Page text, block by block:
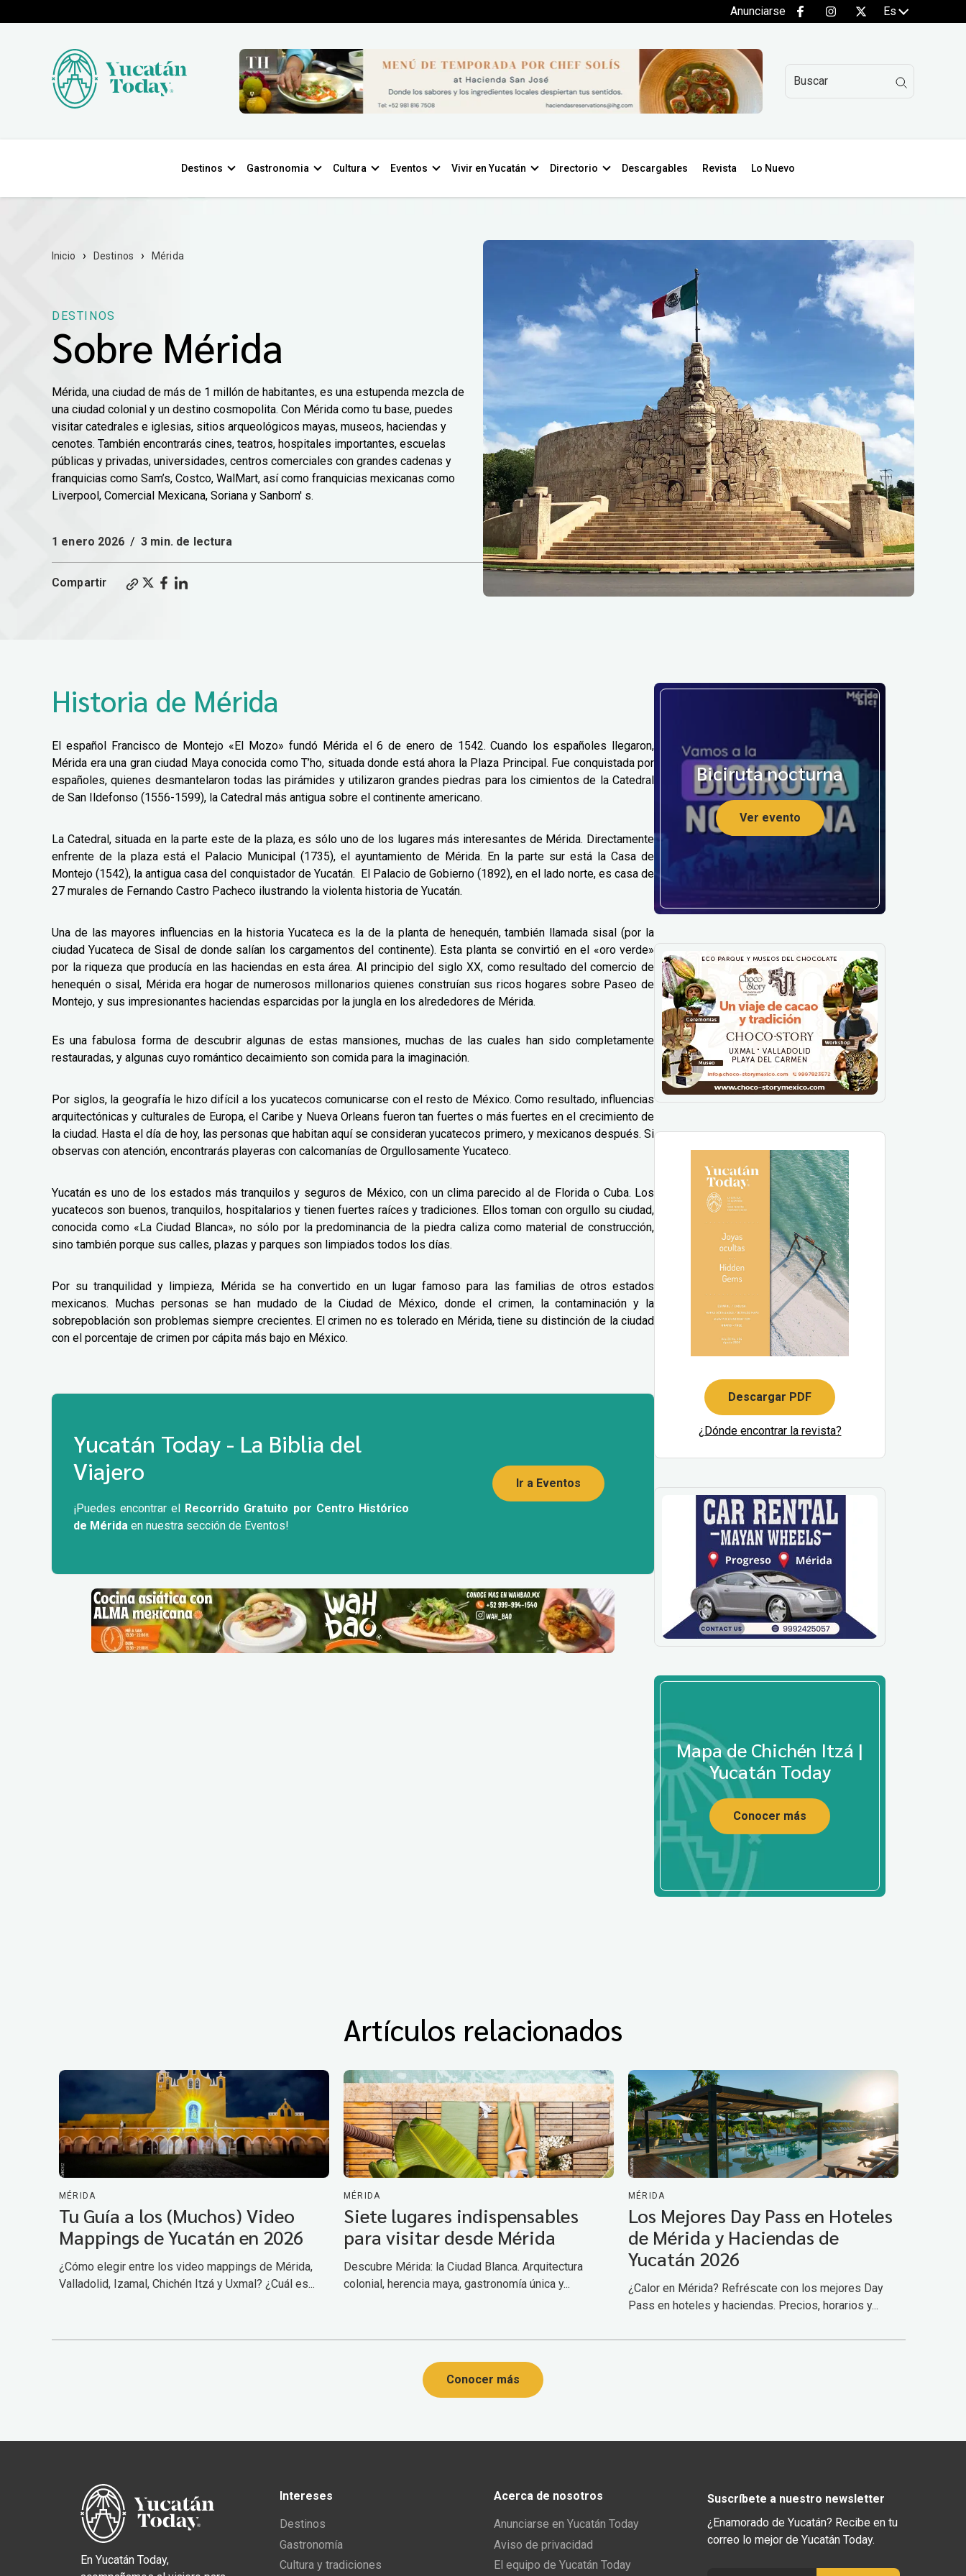
Anunciarse Es
Destinos Gastronomia Cultura Eventos Vivir en Yucatán Directorio Descargables Revista Lo Nuevo
Inicio Destinos Mérida
DESTINOS
Sobre Mérida
Mérida, una ciudad de más de 1 millón de habitantes, es una estupenda mezcla de
una ciudad colonial y un destino cosmopolita. Con Mérida como tu base, puedes
visitar catedrales e iglesias, sitios arqueológicos mayas, museos, haciendas y
cenotes. También encontrarás cines, teatros, hospitales importantes, escuelas
públicas y privadas, universidades, centros comerciales con grandes cadenas y
franquicias como Sam’s, Costco, WalMart, así como franquicias mexicanas como
Liverpool, Comercial Mexicana, Soriana y Sanborn' s.
1 enero 2026 / 3 min. de lectura
Compartir
Historia de Mérida
El español Francisco de Montejo «El Mozo» fundó Mérida el 6 de enero de 1542. Cuando los españoles llegaron,
Mérida era una gran ciudad Maya conocida como T’ho, situada donde está ahora la Plaza Principal. Fue conquistada por
españoles, quienes desmantelaron todas las pirámides y utilizaron grandes piedras para los cimientos de la Catedral
de San Ildefonso (1556-1599), la Catedral más antigua sobre el continente americano.
La Catedral, situada en la parte este de la plaza, es sólo uno de los lugares más interesantes de Mérida. Directamente
enfrente de la plaza está el Palacio Municipal (1735), el ayuntamiento de Mérida. En la parte sur está la Casa de
Montejo (1542), la antigua casa del conquistador de Yucatán. El Palacio de Gobierno (1892), en el lado norte, es casa de
27 murales de Fernando Castro Pacheco ilustrando la violenta historia de Yucatán.
Una de las mayores influencias en la historia Yucateca es la de la planta de henequén, también llamada sisal (por la
ciudad Yucateca de Sisal de donde salían los cargamentos del continente). Esta planta se convirtió en el «oro verde»
por la riqueza que producía en las haciendas en esta área. Al principio del siglo XX, como resultado del comercio de
henequén o sisal, Mérida era hogar de numerosos millonarios quienes construían sus ricos hogares sobre Paseo de
Montejo, y sus impresionantes haciendas esparcidas por la jungla en los alrededores de Mérida.
Es una fabulosa forma de descubrir algunas de estas mansiones, muchas de las cuales han sido completamente
restauradas, y algunas cuyo romántico decaimiento son comida para la imaginación.
Por siglos, la geografía le hizo difícil a los yucatecos comunicarse con el resto de México. Como resultado, influencias
arquitectónicas y culturales de Europa, el Caribe y Nueva Orleans fueron tan fuertes o más fuertes en el crecimiento de
la ciudad. Hasta el día de hoy, las personas que habitan aquí se consideran yucatecos primero, y mexicanos después. Si
observas con atención, encontrarás playeras con calcomanías de Orgullosamente Yucateco.
Yucatán es uno de los estados más tranquilos y seguros de México, con un clima parecido al de Florida o Cuba. Los
yucatecos son buenos, tranquilos, hospitalarios y tienen fuertes raíces y tradiciones. Ellos toman con orgullo su ciudad,
conocida como «La Ciudad Blanca», no sólo por la predominancia de la piedra caliza como material de construcción,
sino también porque sus calles, plazas y parques son limpiados todos los días.
Por su tranquilidad y limpieza, Mérida se ha convertido en un lugar famoso para las familias de otros estados
mexicanos. Muchas personas se han mudado de la Ciudad de México, donde el crimen, la contaminación y la
sobrepoblación son problemas siempre crecientes. El crimen no es tolerado en Mérida, tiene su distinción de la ciudad
con el porcentaje de crimen por cápita más bajo en México.
Yucatán Today - La Biblia del
Viajero
¡Puedes encontrar el
Recorrido Gratuito por Centro Histórico
de Mérida en nuestra sección de Eventos!
Ir a Eventos
Biciruta nocturna
Ver evento
Descargar PDF
¿Dónde encontrar la revista?
Mapa de Chichén Itzá |
Yucatán Today
Conocer más
Artículos relacionados
MÉRIDA
Tu Guía a los (Muchos) Video
Mappings de Yucatán en 2026
¿Cómo elegir entre los video mappings de Mérida,
Valladolid, Izamal, Chichén Itzá y Uxmal? ¿Cuál es...
MÉRIDA
Siete lugares indispensables
para visitar desde Mérida
Descubre Mérida: la Ciudad Blanca. Arquitectura
colonial, herencia maya, gastronomía única y...
MÉRIDA
Los Mejores Day Pass en Hoteles
de Mérida y Haciendas de
Yucatán 2026
¿Calor en Mérida? Refréscate con los mejores Day
Pass en hoteles y haciendas. Precios, horarios y...
Conocer más
En Yucatán Today,
Intereses
Destinos
Gastronomía
Cultura y tradiciones
Acerca de nosotros
Anunciarse en Yucatán Today
Aviso de privacidad
El equipo de Yucatán Today
Suscríbete a nuestro newsletter
¿Enamorado de Yucatán? Recibe en tu
correo lo mejor de Yucatán Today.